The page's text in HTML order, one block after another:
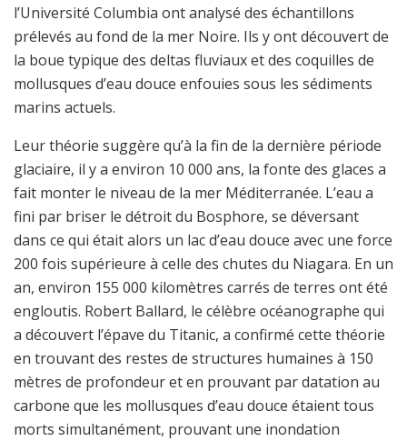
l’Université Columbia ont analysé des échantillons
prélevés au fond de la mer Noire. Ils y ont découvert de
la boue typique des deltas fluviaux et des coquilles de
mollusques d’eau douce enfouies sous les sédiments
marins actuels.
Leur théorie suggère qu’à la fin de la dernière période
glaciaire, il y a environ 10 000 ans, la fonte des glaces a
fait monter le niveau de la mer Méditerranée. L’eau a
fini par briser le détroit du Bosphore, se déversant
dans ce qui était alors un lac d’eau douce avec une force
200 fois supérieure à celle des chutes du Niagara. En un
an, environ 155 000 kilomètres carrés de terres ont été
engloutis. Robert Ballard, le célèbre océanographe qui
a découvert l’épave du Titanic, a confirmé cette théorie
en trouvant des restes de structures humaines à 150
mètres de profondeur et en prouvant par datation au
carbone que les mollusques d’eau douce étaient tous
morts simultanément, prouvant une inondation